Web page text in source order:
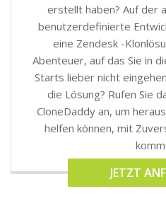
erstellt haben? Auf der
benutzerdefinierte
eine Zendesk -
Abenteuer, auf das Sie in
Starts lieber nicht
die Lösung? Rufen Sie
CloneDaddy an, um
helfen können, mit
JETZT